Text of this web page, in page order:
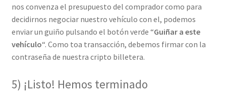
nos convenza el presupuesto del comprador como para
decidirnos negociar nuestro vehículo con el, podemos
enviar un guiño pulsando el botón verde “Guiñar a este
vehículo“. Como toa transacción, debemos firmar con la
contraseña de nuestra cripto billetera.
5) ¡Listo! Hemos terminado